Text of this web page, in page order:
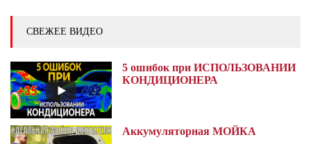
СВЕЖЕЕ ВИДЕО
5 ошибок при ИСПОЛЬЗОВАНИИ
КОНДИЦИОНЕРА
Аккумуляторная МОЙКА